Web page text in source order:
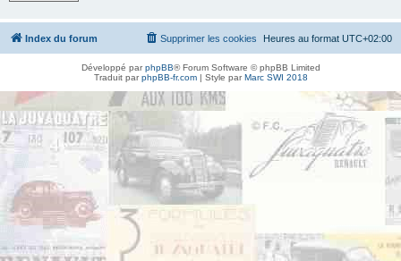
Index du forum Heures au format UTC+02:00
Supprimer les cookies
Développé parphpBB® Forum Software © phpBB Limited
Traduit parphpBB-fr.com| Style parMarc SWI 2018